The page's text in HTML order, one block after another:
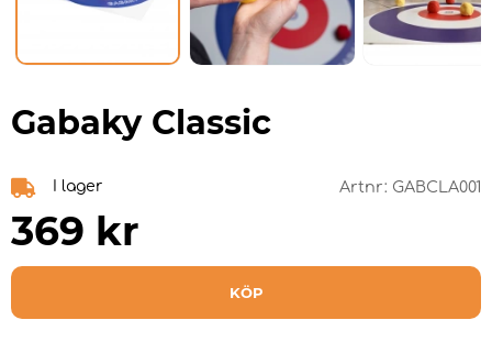
Gabaky Classic
I lager Artnr: GABCLA001
369 kr
KÖP